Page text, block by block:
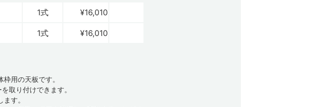
1式 ¥16,010
1式 ¥16,010
用の天板です。
取り付けできます。
す。